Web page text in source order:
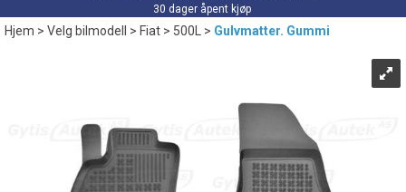
30 dager åpent kjøp
Hjem>Velg bilmodell >Fiat>500L >Gulvmatter. Gummi